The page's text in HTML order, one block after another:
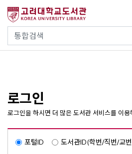
건
통합검색
사이트내 검색
로그인
로그인을 하시면 더 많은 도서관 서비스를 이용
포털ID 도서관ID(학번/직번/교